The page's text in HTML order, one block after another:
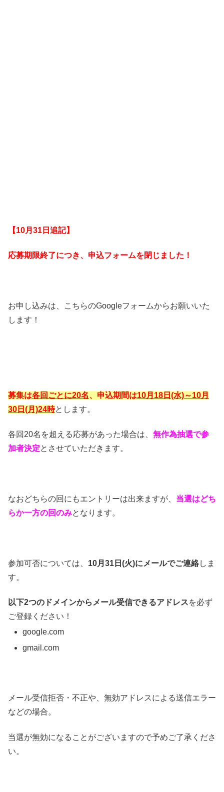
【10月31日追記】
応募期限終了につき、申込フォームを閉じました！
お申し込みは、こちらのGoogleフォームからお願いいた
します！
募集は各回ごとに20名、申込期間は10月18日(水)～10月
30日(月)24時とします。
各回20名を超える応募があった場合は、 無作為抽選で参
加者決定とさせていただきます。
なおどちらの回にもエントリーは出来ますが、 当選はどち
らか一方の回のみとなります。
参加可否については、 10月31日(火)にメールでご連絡しま
す。
以下2つのドメインからメール受信できるアドレスを必ず
ご登録ください！
google.com
gmail.com
メール受信拒否・不正や、無効アドレスによる送信エラー
などの場合。
当選が無効になることがございますので予めご了承くださ
い。